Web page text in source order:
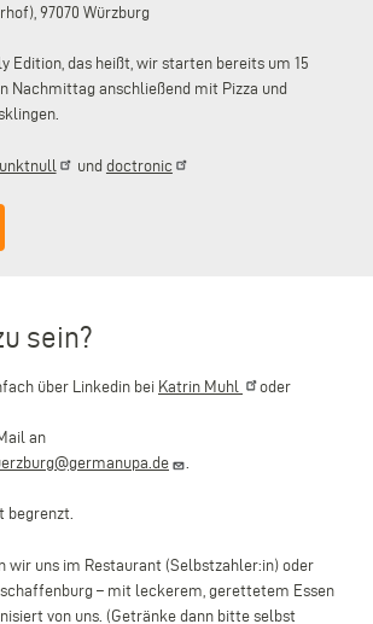
97070 Würzburg
Edition, das heißt, wir starten bereits um 15
Nachmittag anschließend mit Pizza und
und doctronic
sein?
über Linkedin bei Katrin Muhl
oder
an
begrenzt.
wir uns im Restaurant (Selbstzahler:in) oder
– mit leckerem, gerettetem Essen
von uns. (Getränke dann bitte selbst